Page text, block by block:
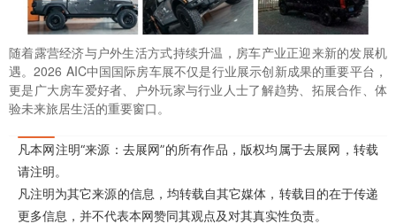
随着露营经济与户外生活方式持续升温，房车产业正迎来新的发展机
遇。2026 AIC中国国际房车展不仅是行业展示创新成果的重要平台，
更是广大房车爱好者、户外玩家与行业人士了解趋势、拓展合作、体
验未来旅居生活的重要窗口。
凡本网注明“来源：去展网”的所有作品，版权均属于去展网，转载
请注明。
凡注明为其它来源的信息，均转载自其它媒体，转载目的在于传递
更多信息，并不代表本网赞同其观点及对其真实性负责。